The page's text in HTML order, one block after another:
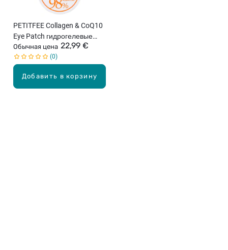
Добавить в корзину
PETITFEE Collagen & CoQ10
Eye Patch гидрогелевые
патчи для век, 60шт.
Обычная цена 22,99 €
0